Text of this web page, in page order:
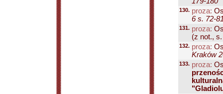
130. proza:
6 s. 72-
131. proza:
(z not.,
132. proza:
Kraków
133. proza: